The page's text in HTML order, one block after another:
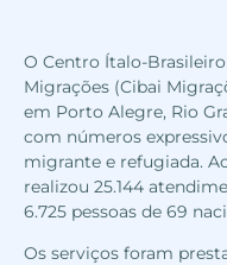
O Centro Ítalo-
Migrações (Cibai
em Porto Alegre, Rio
com números
migrante e refugiada.
realizou 25.144
6.725 pessoas de 69
Os serviços foram